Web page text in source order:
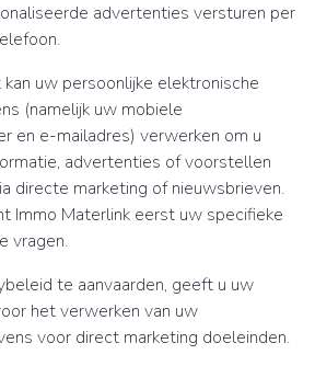
advertenties versturen per
kan uw persoonlijke elektronische
(namelijk uw mobiele
en e-mailadres) verwerken om u
advertenties of voorstellen
directe marketing of nieuwsbrieven.
Immo Materlink eerst uw specifieke
vragen.
te aanvaarden, geeft u uw
het verwerken van uw
voor direct marketing doeleinden.